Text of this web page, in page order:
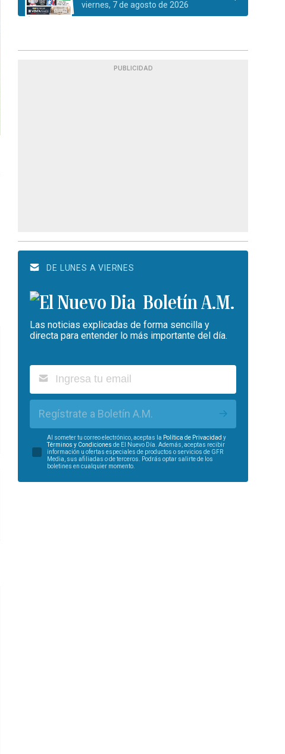
viernes, 7 de agosto de 2026
PUBLICIDAD
DE LUNES A VIERNES
Boletín A.M.
Las noticias explicadas de forma sencilla y
directa para entender lo más importante del día.
Regístrate a Boletín A.M.
Al someter tu correo electrónico, aceptas la Política de Privacidad y
Términos y Condiciones de El Nuevo Día. Además, aceptas recibir
información u ofertas especiales de productos o servicios de GFR
Media, sus afiliadas o de terceros. Podrás optar salirte de los
boletines en cualquier momento.